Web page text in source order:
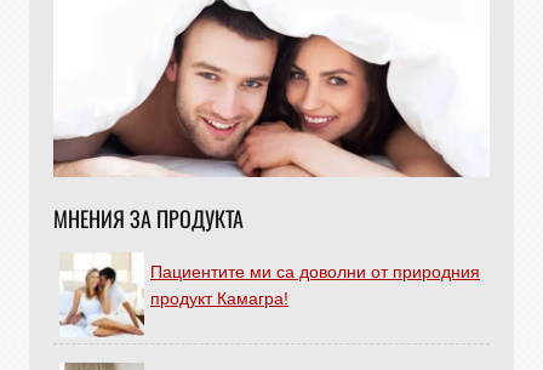
МНЕНИЯ ЗА ПРОДУКТА
Пациентите ми са доволни от природния
продукт Камагра!